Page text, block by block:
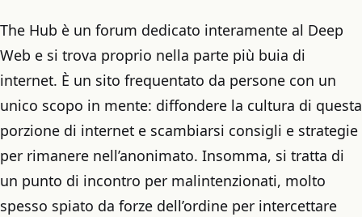
The Hub è un forum dedicato interamente al Deep
Web e si trova proprio nella parte più buia di
internet. È un sito frequentato da persone con un
unico scopo in mente: diffondere la cultura di questa
porzione di internet e scambiarsi consigli e strategie
per rimanere nell’anonimato. Insomma, si tratta di
un punto di incontro per malintenzionati, molto
spesso spiato da forze dell’ordine per intercettare